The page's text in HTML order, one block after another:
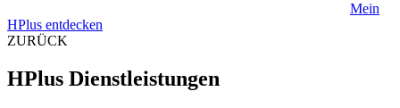
Mein
HPlus entdecken
ZURÜCK
HPlus Dienstleistungen